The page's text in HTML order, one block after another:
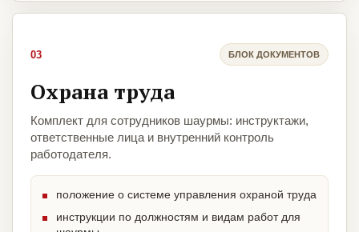
03 БЛОК ДОКУМЕНТОВ
Охрана труда
Комплект для сотрудников шаурмы: инструктажи,
ответственные лица и внутренний контроль
работодателя.
положение о системе управления охраной труда
инструкции по должностям и видам работ для